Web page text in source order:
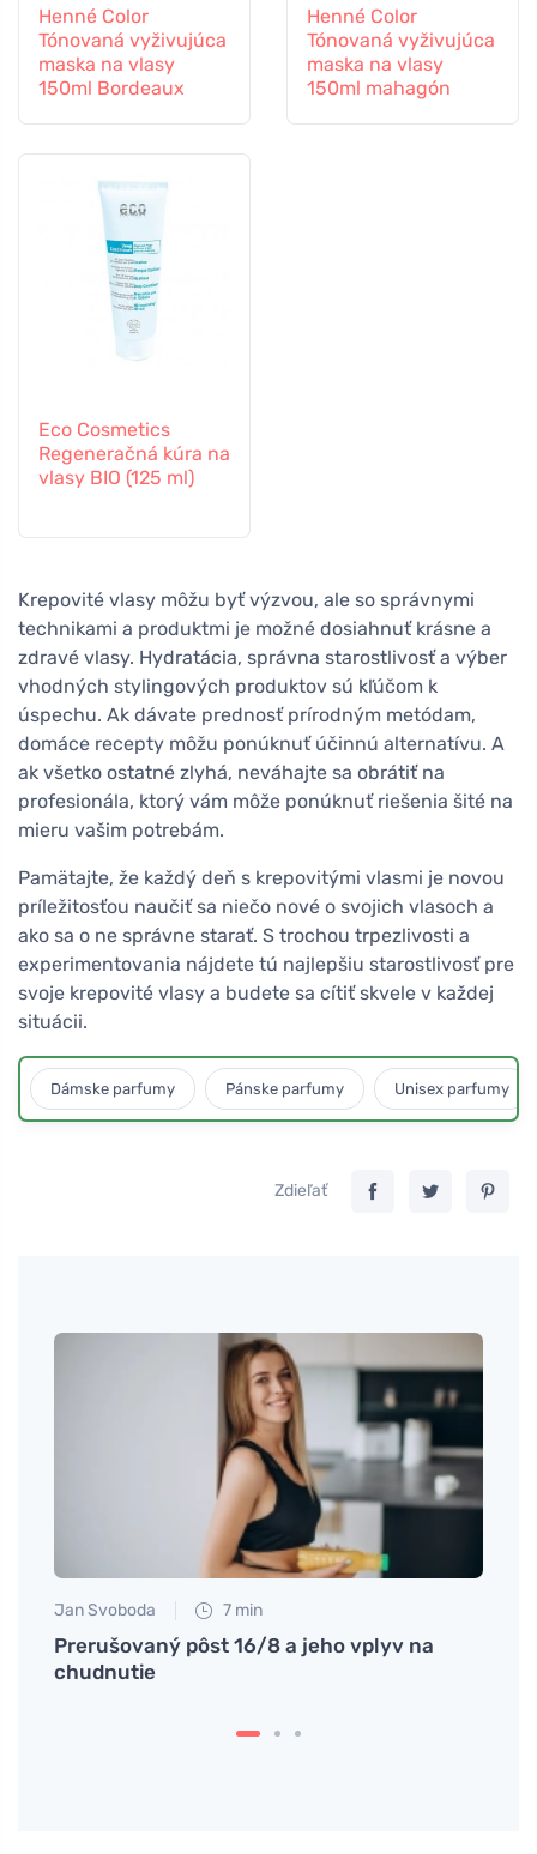
Henné Color
Tónovaná vyživujúca
maska na vlasy
150ml Bordeaux
Henné Color
Tónovaná vyživujúca
maska na vlasy
150ml mahagón
Eco Cosmetics
Regeneračná kúra na
vlasy BIO (125 ml)
Krepovité vlasy môžu byť výzvou, ale so správnymi
technikami a produktmi je možné dosiahnuť krásne a
zdravé vlasy. Hydratácia, správna starostlivosť a výber
vhodných stylingových produktov sú kľúčom k
úspechu. Ak dávate prednosť prírodným metódam,
domáce recepty môžu ponúknuť účinnú alternatívu. A
ak všetko ostatné zlyhá, neváhajte sa obrátiť na
profesionála, ktorý vám môže ponúknuť riešenia šité na
mieru vašim potrebám.
Pamätajte, že každý deň s krepovitými vlasmi je novou
príležitosťou naučiť sa niečo nové o svojich vlasoch a
ako sa o ne správne starať. S trochou trpezlivosti a
experimentovania nájdete tú najlepšiu starostlivosť pre
svoje krepovité vlasy a budete sa cítiť skvele v každej
situácii.
Dámske parfumy Pánske parfumy Unisex parfumy
Zdieľať
Jan Svoboda 7 min
Prerušovaný pôst 16/8 a jeho vplyv na
chudnutie